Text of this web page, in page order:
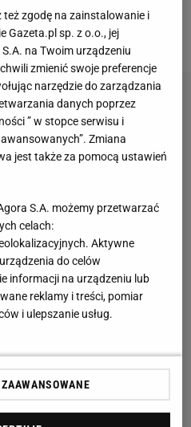
strzelił na początku
też zgodę na zainstalowanie i
Gazeta.pl sp. z o.o., jej
na Twoim urządzeniu
zmienić swoje preferencje
narzędzie do zarządzania
danych poprzez
” w stopce serwisu i
Zmiana
jest także za pomocą ustawień
S.A. możemy przetwarzać
celach:
Aktywne
do celów
informacji na urządzeniu lub
reklamy i treści, pomiar
i ulepszanie usług.